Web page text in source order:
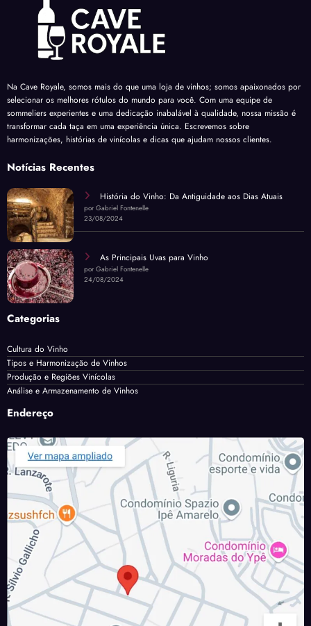
Na Cave Royale, somos mais do que uma loja de vinhos; somos apaixonados por
selecionar os melhores rótulos do mundo para você. Com uma equipe de
sommeliers experientes e uma dedicação inabalável à qualidade, nossa missão é
transformar cada taça em uma experiência única. Escrevemos sobre
harmonizações, histórias de vinícolas e dicas que ajudam nossos clientes.
Notícias Recentes
História do Vinho: Da Antiguidade aos Dias Atuais
por Gabriel Fontenelle
23/08/2024
As Principais Uvas para Vinho
por Gabriel Fontenelle
24/08/2024
Categorias
Cultura do Vinho
Tipos e Harmonização de Vinhos
Produção e Regiões Vinícolas
Análise e Armazenamento de Vinhos
Endereço